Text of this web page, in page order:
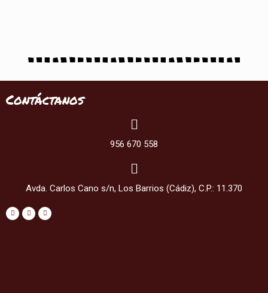
Contáctanos
956 670 558
Avda. Carlos Cano s/n, Los Barrios (Cádiz), C.P.: 11.370